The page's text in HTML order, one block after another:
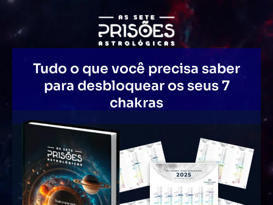
Tudo o que você precisa saber
para desbloquear os seus 7
chakras